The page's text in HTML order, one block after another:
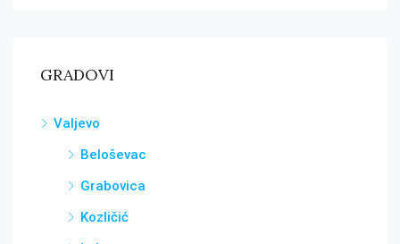
GRADOVI
Valjevo
Beloševac
Grabovica
Kozličić